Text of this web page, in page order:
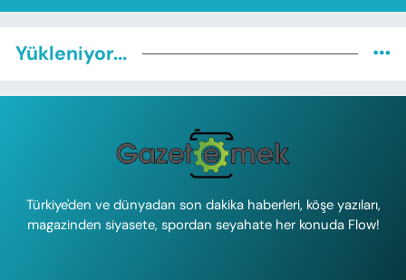
Yükleniyor...
Türkiye'den ve dünyadan son dakika haberleri, köşe yazıları,
magazinden siyasete, spordan seyahate her konuda Flow!